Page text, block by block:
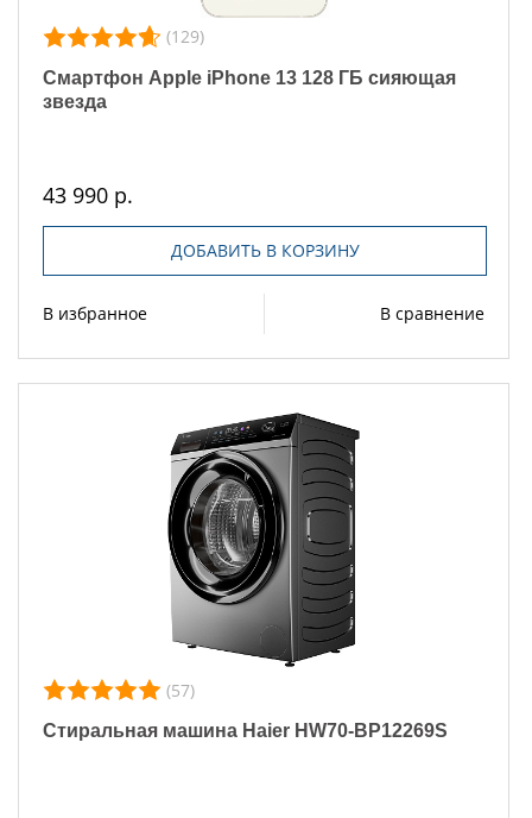
(129)
Смартфон Apple iPhone 13 128 ГБ сияющая
звезда
43 990 р.
ДОБАВИТЬ В КОРЗИНУ
В избранное В сравнение
(57)
Стиральная машина Haier HW70-BP12269S